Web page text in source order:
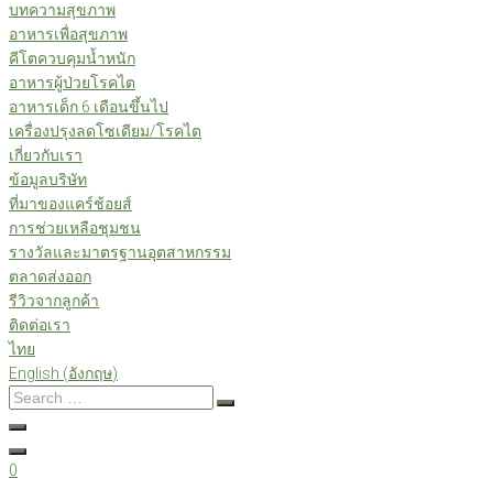
บทความสุขภาพ
อาหารเพื่อสุขภาพ
คีโตควบคุมน้ำหนัก
อาหารผู้ป่วยโรคไต
อาหารเด็ก 6 เดือนขึ้นไป
เครื่องปรุงลดโซเดียม/โรคไต
เกี่ยวกับเรา
ข้อมูลบริษัท
ที่มาของแคร์ช้อยส์
การช่วยเหลือชุมชน
รางวัลและมาตรฐานอุตสาหกรรม
ตลาดส่งออก
รีวิวจากลูกค้า
ติดต่อเรา
ไทย
English (อังกฤษ)
Search
…
0